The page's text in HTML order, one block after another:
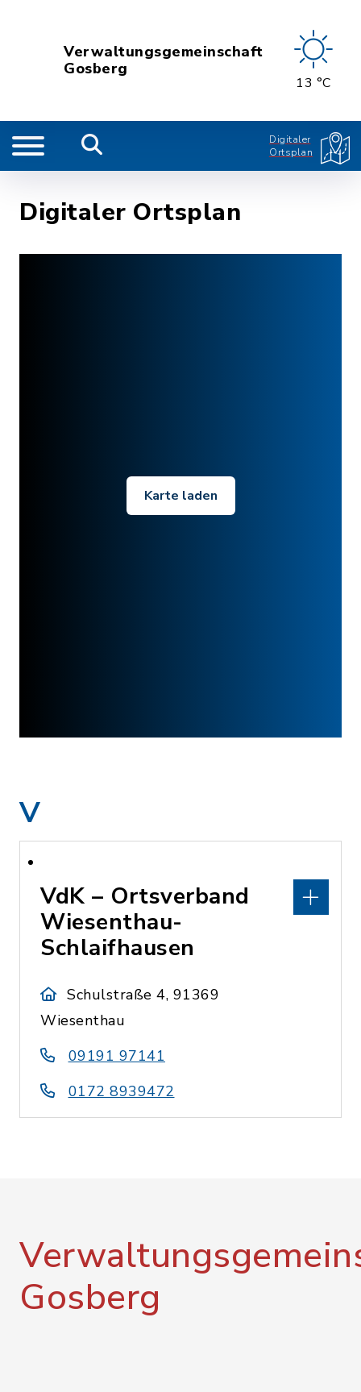
Verwaltungsgemeinschaft
Gosberg
13 °C
Digitaler
Ortsplan
Digitaler Ortsplan
Karte laden
V
VdK – Ortsverband
Wiesenthau-
Schlaifhausen
Schulstraße 4, 91369
Wiesenthau
09191 97141
0172 8939472
Gosberg